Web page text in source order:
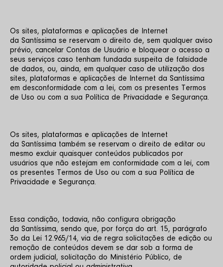
Os sites, plataformas e aplicações de Internet
da Santíssima se reservam o direito de, sem qualquer aviso
prévio, cancelar Contas de Usuário e bloquear o acesso a
seus serviços caso tenham fundada suspeita de falsidade
de dados, ou, ainda, em qualquer caso de utilização dos
sites, plataformas e aplicações de Internet da Santíssima
em desconformidade com a lei, com os presentes Termos
de Uso ou com a sua Política de Privacidade e Segurança.
Os sites, plataformas e aplicações de Internet
da Santíssima também se reservam o direito de editar ou
mesmo excluir quaisquer conteúdos publicados por
usuários que não estejam em conformidade com a lei, com
os presentes Termos de Uso ou com a sua Política de
Privacidade e Segurança.
Essa condição, todavia, não configura obrigação
da Santíssima, sendo que, por força do art. 15, parágrafo
3o da Lei 12.965/14, via de regra solicitações de edição ou
remoção de conteúdos devem se dar sob a forma de
ordem judicial, solicitação do Ministério Público, de